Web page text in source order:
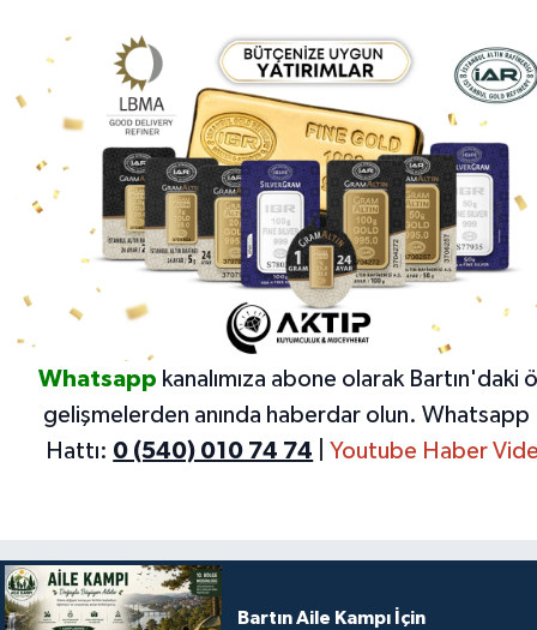
Whatsapp kanalımıza abone olarak Bartın'daki
gelişmelerden anında haberdar olun. Whatsapp
Hattı: 0 (540) 010 74 74 Youtube Haber
Bartın Aile Kampı İçin